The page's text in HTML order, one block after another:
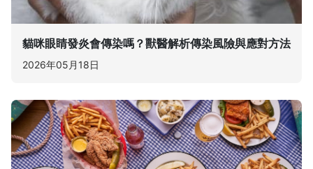
貓咪眼睛發炎會傳染嗎？獸醫解析傳染風險與應對方法
2026年05月18日